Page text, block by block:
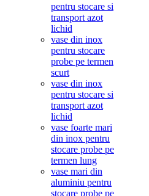
pentru stocare si
transport azot
lichid
vase din inox
pentru stocare
probe pe termen
scurt
vase din inox
pentru stocare si
transport azot
lichid
vase foarte mari
din inox pentru
stocare probe pe
termen lung
vase mari din
aluminiu pentru
stocare probe pe